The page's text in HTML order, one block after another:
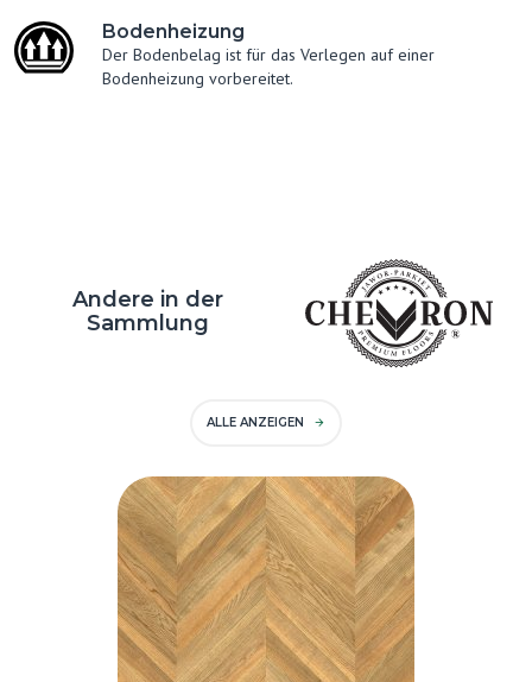
Bodenheizung
Der Bodenbelag ist für das Verlegen auf einer
Bodenheizung vorbereitet.
Andere in der
Sammlung
ALLE ANZEIGEN